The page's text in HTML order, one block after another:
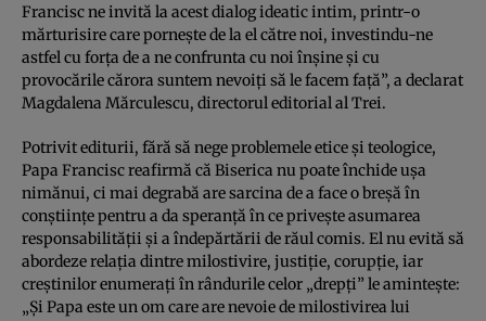
Francisc ne invită la acest dialog ideatic intim, printr-o
mărturisire care porneşte de la el către noi, investindu-ne
astfel cu forţa de a ne confrunta cu noi înşine şi cu
provocările cărora suntem nevoiţi să le facem faţă”, a declarat
Magdalena Mărculescu, directorul editorial al Trei.
Potrivit editurii, fără să nege problemele etice şi teologice,
Papa Francisc reafirmă că Biserica nu poate închide uşa
nimănui, ci mai degrabă are sarcina de a face o breşă în
conştiinţe pentru a da speranţă în ce priveşte asumarea
responsabilităţii şi a îndepărtării de răul comis. El nu evită să
abordeze relaţia dintre milostivire, justiţie, corupţie, iar
creştinilor enumeraţi în rândurile celor „drepţi” le aminteşte:
„Şi Papa este un om care are nevoie de milostivirea lui